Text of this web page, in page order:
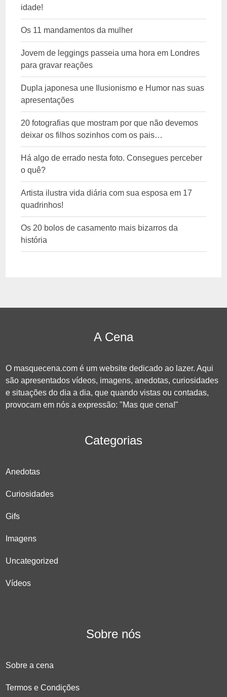
idade!
Os 11 mandamentos da mulher
Jovem de leggings passeia uma hora em Londres
para gravar reações
Dupla japonesa une Ilusionismo e Humor nas suas
apresentações
20 fotografias que mostram por que não devemos
deixar os filhos sozinhos com os pais…
Há algo de errado nesta foto. Consegues perceber
o quê?
Artista ilustra vida diária com sua esposa em 17
quadrinhos!
Os 20 bolos de casamento mais bizarros da
história
A Cena
O masquecena.com é um website dedicado ao lazer. Aqui
são apresentados vídeos, imagens, anedotas, curiosidades
e situações do dia a dia, que quando vistas ou contadas,
provocam em nós a expressão: "Mas que cena!"
Categorias
Anedotas
Curiosidades
Gifs
Imagens
Uncategorized
Vídeos
Sobre nós
Sobre a cena
Termos e Condições